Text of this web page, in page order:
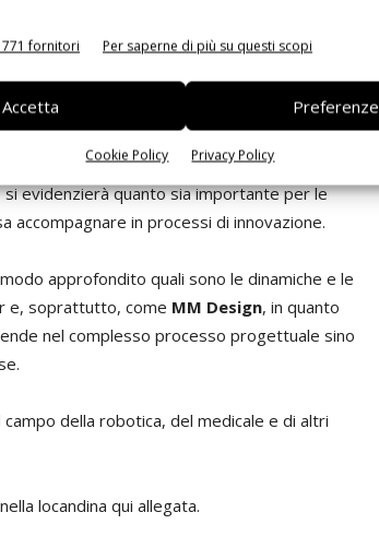
fornitori Per saperne di più su questi scopi
Accetta Preferenze
Cookie Policy Privacy Policy
e sarà volto a
dalla ricerca del bando alla
interessare, chi non approccia il tema
dedicati all’innovazione, alla
evidenzierà quanto sia importante per le
accompagnare in processi di innovazione.
approfondito quali sono le dinamiche e le
e, soprattutto, come MM Design, in quanto
nel complesso processo progettuale sino
della robotica, del medicale e di altri
locandina qui allegata.